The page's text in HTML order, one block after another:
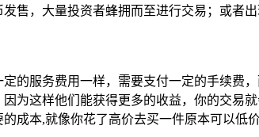
售，大量投资者蜂拥而至进行交易；或者
的服务费用一样，需要支付一定的手续费
为这样他们能获得更多的收益，你的交易
成本,就像你花了高价去买一件原本可以低